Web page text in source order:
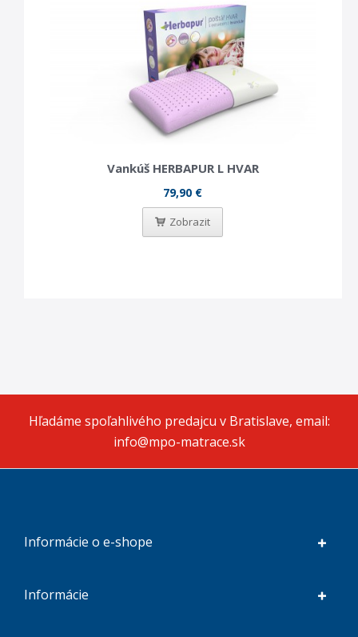
Vankúš HERBAPUR L HVAR
79,90 €
Zobrazit
Hľadáme spoľahlivého predajcu v Bratislave, email:
info@mpo-matrace.sk
Informácie o e-shope
Informácie